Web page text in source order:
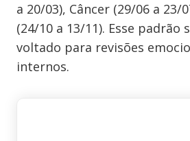
a 20/03), Câncer (29/06 a 23/
(24/10 a 13/11). Esse padrão
voltado para revisões
internos.